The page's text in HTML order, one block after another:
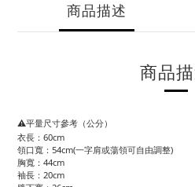
商品描述
商品
⚠️平量尺寸參考（公分）
衣長：60cm
領口寬：54cm(一字肩或蕩領可自由調整)
胸寬：44cm
袖長：20cm